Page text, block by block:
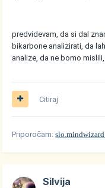
predvidevam, da si dal
bikarbone analizirati, da
analize, da ne bomo
Citiraj
Priporočam:
Silvija